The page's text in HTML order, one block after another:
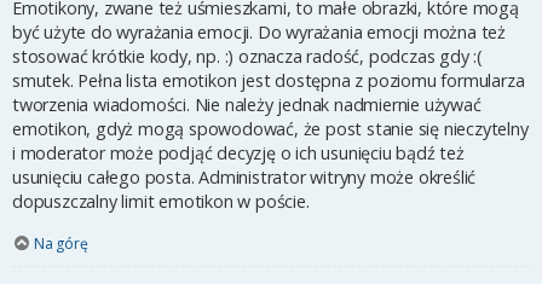
Emotikony, zwane też uśmieszkami, to małe obrazki, które mogą
być użyte do wyrażania emocji. Do wyrażania emocji można też
stosować krótkie kody, np. :) oznacza radość, podczas gdy :(
smutek. Pełna lista emotikon jest dostępna z poziomu formularza
tworzenia wiadomości. Nie należy jednak nadmiernie używać
emotikon, gdyż mogą spowodować, że post stanie się nieczytelny
i moderator może podjąć decyzję o ich usunięciu bądź też
usunięciu całego posta. Administrator witryny może określić
dopuszczalny limit emotikon w poście.
Na górę